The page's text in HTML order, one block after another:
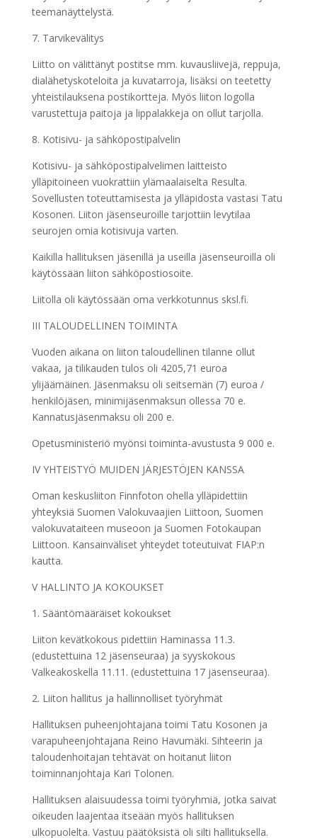
teemanäyttelystä.
7. Tarvikevälitys
Liitto on välittänyt postitse mm. kuvausliivejä, reppuja,
dialähetyskoteloita ja kuva­tarroja, lisäksi on teetetty
yhteistilauksena postikortteja. Myös liiton logolla
varustettuja paitoja ja lippalakkeja on ollut tarjolla.
8. Kotisivu- ja sähköpostipalvelin
Kotisivu- ja sähköpostipalvelimen laitteisto
ylläpitoineen vuokrattiin ylämaalaiselta Resulta.
Sovellusten toteuttamisesta ja ylläpidosta vastasi Tatu
Kosonen. Liiton jäsenseuroille tarjottiin levytilaa
seurojen omia kotisivuja varten.
Kaikilla hallituksen jäsenillä ja useilla jäsenseuroilla oli
käytössään liiton sähköpostiosoite.
Liitolla oli käytössään oma verkkotunnus sksl.fi.
III TALOUDELLINEN TOIMINTA
Vuoden aikana on liiton taloudellinen tilanne ollut
vakaa, ja tilikauden tulos oli 4205,71 euroa
ylijäämäinen. Jäsenmaksu oli seitsemän (7) euroa /
henkilöjäsen, minimijäsenmaksun ollessa 70 e.
Kannatusjäsenmaksu oli 200 e.
Opetusministeriö myönsi toiminta-avustusta 9 000 e.
IV YHTEISTYÖ MUIDEN JÄRJESTÖJEN KANSSA
Oman keskusliiton Finnfoton ohella ylläpidettiin
yhteyksiä Suomen Valokuvaajien Liittoon, Suomen
valokuvataiteen museoon ja Suomen Fotokaupan
Liittoon. Kansainväliset yhteydet toteutuivat FIAP:n
kautta.
V HALLINTO JA KOKOUKSET
1. Sääntömääräiset kokoukset
Liiton kevätkokous pidettiin Haminassa 11.3.
(edustettuina 12 jäsenseuraa) ja syyskokous
Valkeakoskella 11.11. (edustettuina 17 jäsenseuraa).
2. Liiton hallitus ja hallinnolliset työryhmät
Hallituksen puheenjohtajana toimi Tatu Kosonen ja
varapuheenjohtajana Reino Havumäki. Sihteerin ja
taloudenhoitajan tehtävät on hoitanut liiton
toiminnanjohtaja Kari Tolonen.
Hallituksen alaisuudessa toimi työryhmiä, jotka saivat
oikeuden laajentaa itseään myös hallituksen
ulkopuolelta. Vastuu päätöksistä oli silti hallituksella.